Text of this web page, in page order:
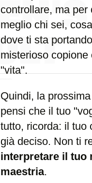
controllare, ma per
meglio chi sei,
dove ti sta
misterioso copione
"vita".
Quindi, la
pensi che il tuo
tutto, ricorda: il tuo
già deciso. Non ti
interpretare il tuo
maestria.